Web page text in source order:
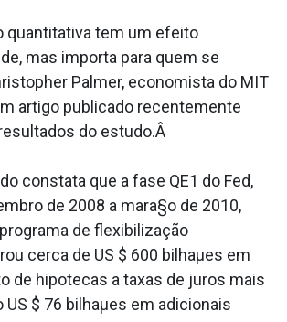
quantitativa tem um efeito
mas importa para quem se
Palmer, economista do MIT
artigo publicado recentemente
do estudo.Â
constata que a fase QE1 do Fed,
de 2008 a mara§o de 2010,
de flexibilização
cerca de US $ 600 bilhaµes em
de hipotecas a taxas de juros mais
US $ 76 bilhaµes em adicionais